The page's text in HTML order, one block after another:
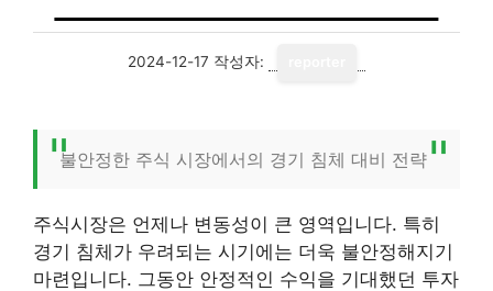
2024-12-17 작성자:
불안정한 주식 시장에서의 경기 침체 대비 전략
주식시장은 언제나 변동성이 큰 영역입니다. 특히
경기 침체가 우려되는 시기에는 더욱 불안정해지기
마련입니다. 그동안 안정적인 수익을 기대했던 투자